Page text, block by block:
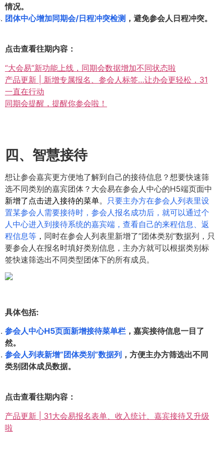
情况。
团体中心增加同期会/日程冲突检测 ，避免参会人日程冲突。
点击查看往期内容：
“大会易”新功能上线，同期会数据增加不同状态啦
产品更新 | 新增专属报名、参会人标签…让办会更轻松，31
一直在行动
同期会提醒，提醒你参会啦！
四、智慧接待
想让参会嘉宾更方便地了解到自己的接待信息？想要快速筛
选不同类别的嘉宾团体？大会易在参会人中心的H5端页面中
新增了点击进入接待的菜单。
只要主办方在参会人列表里设
置某参会人需要接待时，参会人报名成功后，就可以通过个
人中心进入到接待系统的嘉宾端，查看自己的来程信息、返
程信息等 ， 同时在参会人列表里新增了”团体类别“数据列，只
要参会人在报名时填好类别信息，主办方就可以根据类别标
签快速筛选出不同类型团体下的所有成员。
具体包括:
参会人中心H5页面新增接待菜单栏 ，嘉宾接待信息一目了
然。
参会人列表新增“团体类别”数据列 ，方便主办方筛选出不同
类别团体成员数据。
点击查看往期内容：
产品更新 | 31大会易报名表单、收入统计、嘉宾接待又升级
啦